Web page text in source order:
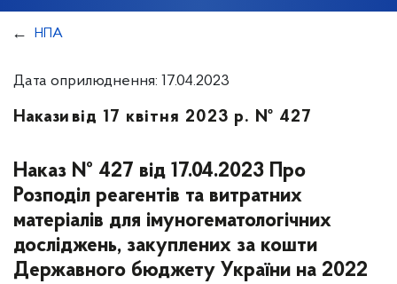
НПА
Дата оприлюднення: 17.04.2023
Накази від 17 квітня 2023 р. № 427
Наказ № 427 від 17.04.2023 Про
Розподіл реагентів та витратних
матеріалів для імуногематологічних
досліджень, закуплених за кошти
Державного бюджету України на 2022